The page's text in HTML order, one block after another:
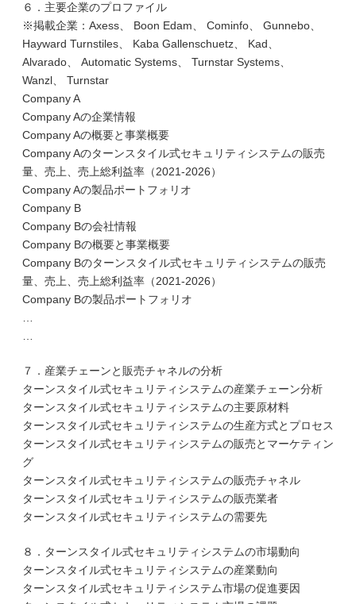
６．主要企業のプロファイル
※掲載企業：Axess、 Boon Edam、 Cominfo、 Gunnebo、
Hayward Turnstiles、 Kaba Gallenschuetz、 Kad、
Alvarado、 Automatic Systems、 Turnstar Systems、
Wanzl、 Turnstar
Company A
Company Aの企業情報
Company Aの概要と事業概要
Company Aのターンスタイル式セキュリティシステムの販売
量、売上、売上総利益率（2021-2026）
Company Aの製品ポートフォリオ
Company B
Company Bの会社情報
Company Bの概要と事業概要
Company Bのターンスタイル式セキュリティシステムの販売
量、売上、売上総利益率（2021-2026）
Company Bの製品ポートフォリオ
７．産業チェーンと販売チャネルの分析
ターンスタイル式セキュリティシステムの産業チェーン分析
ターンスタイル式セキュリティシステムの主要原材料
ターンスタイル式セキュリティシステムの生産方式とプロセス
ターンスタイル式セキュリティシステムの販売とマーケティン
グ
ターンスタイル式セキュリティシステムの販売チャネル
ターンスタイル式セキュリティシステムの販売業者
ターンスタイル式セキュリティシステムの需要先
８．ターンスタイル式セキュリティシステムの市場動向
ターンスタイル式セキュリティシステムの産業動向
ターンスタイル式セキュリティシステム市場の促進要因